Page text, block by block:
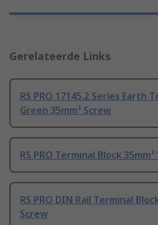
Gerelateerde Links
RS PRO 17145.2 Series Earth
Green 35mm² Screw
RS PRO Terminal Block
RS PRO DIN Rail Terminal
Screw